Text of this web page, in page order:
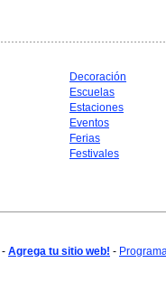
Decoración
Escuelas
Estaciones
Eventos
Ferias
Festivales
- Agrega tu sitio web! -